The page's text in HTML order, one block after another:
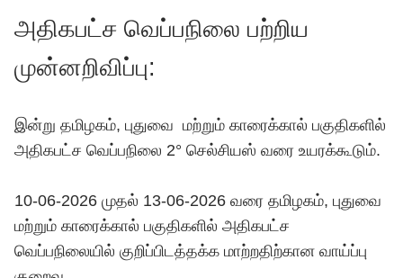
அதிகபட்ச வெப்பநிலை பற்றிய
முன்னறிவிப்பு:
இன்று தமிழகம், புதுவை மற்றும் காரைக்கால் பகுதிகளில்
அதிகபட்ச வெப்பநிலை 2° செல்சியஸ் வரை உயரக்கூடும்.
10-06-2026 முதல் 13-06-2026 வரை தமிழகம், புதுவை
மற்றும் காரைக்கால் பகுதிகளில் அதிகபட்ச
வெப்பநிலையில் குறிப்பிடத்தக்க மாற்றதிற்கான வாய்ப்பு